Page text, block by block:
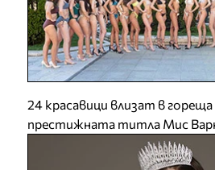
24 красавици влизат в
престижната титла Мис